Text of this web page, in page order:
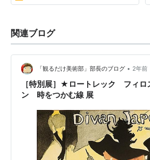
関連ブログ
「観るだけ美術部」部長のブログ • 2年前
［特別展］★ロートレック フィロ
ン 時をつかむ線 展